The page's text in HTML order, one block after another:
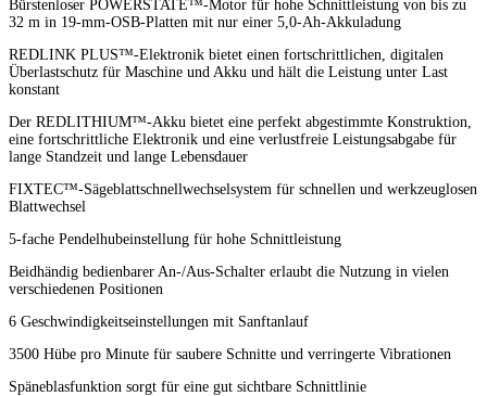
Bürstenloser POWERSTATE™-Motor für hohe Schnittleistung von bis zu
32 m in 19-mm-OSB-Platten mit nur einer 5,0-Ah-Akkuladung
REDLINK PLUS™-Elektronik bietet einen fortschrittlichen, digitalen
Überlastschutz für Maschine und Akku und hält die Leistung unter Last
konstant
Der REDLITHIUM™-Akku bietet eine perfekt abgestimmte Konstruktion,
eine fortschrittliche Elektronik und eine verlustfreie Leistungsabgabe für
lange Standzeit und lange Lebensdauer
FIXTEC™-Sägeblattschnellwechselsystem für schnellen und werkzeuglosen
Blattwechsel
5-fache Pendelhubeinstellung für hohe Schnittleistung
Beidhändig bedienbarer An-/Aus-Schalter erlaubt die Nutzung in vielen
verschiedenen Positionen
6 Geschwindigkeitseinstellungen mit Sanftanlauf
3500 Hübe pro Minute für saubere Schnitte und verringerte Vibrationen
Späneblasfunktion sorgt für eine gut sichtbare Schnittlinie